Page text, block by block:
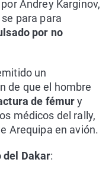
Andrey Karginov,
para para
por no
un
de que el hombre
de fémury
médicos del rally,
Arequipa en avión.
del Dakar: